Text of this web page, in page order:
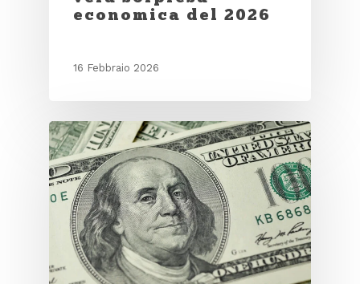
economica del 2026
16 Febbraio 2026